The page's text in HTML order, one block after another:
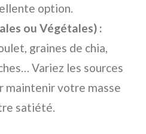
option.
ou Végétales) :
graines de chia,
Variez les sources
maintenir votre masse
satiété.